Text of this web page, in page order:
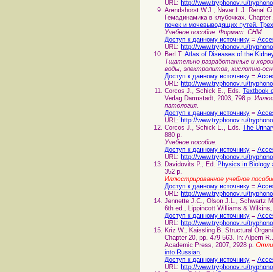
URL: http://www.tryphonov.ru/
Arendshorst W.J., Navar L.J. Renal
Гемадинамика в клубочках.
почек и мочевыводящих путей.
Учебное пособие. Формат .CHM.
Доступ к данному источнику =
URL: http://www.tryphonov.ru/
Berl T. Atlas of Diseases of the
Тщательно разработанные и
воды, электролитов, кислотно-
Доступ к данному источнику =
URL: http://www.tryphonov.ru/
Corcos J., Schick E., Eds. Textbook
Verlag Darmstadt, 2003, 798 p.
патология.
Доступ к данному источнику =
URL: http://www.tryphonov.ru/
Corcos J., Schick E., Eds. The
880 p.
Учебное пособие.
Доступ к данному источнику =
URL: http://www.tryphonov.ru/
Davidovits P., Ed. Physics in Biology
352 p.
Иллюстрированное учебное
Доступ к данному источнику =
URL: http://www.tryphonov.ru/
Jennette J.C., Olson J.L., Schwartz
6th ed., Lippincott Williams & Wilkins,
Доступ к данному источнику =
URL: http://www.tryphonov.ru/
Kriz W., Kaissling B. Structural
Chapter 20, pp. 479-563. In: Alpern
Academic Press, 2007, 2928 p.
into Russian.
Доступ к данному источнику =
URL: http://www.tryphonov.ru/